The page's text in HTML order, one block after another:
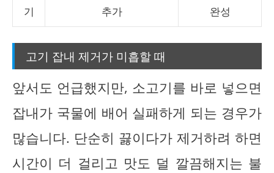
기
추가
완성
고기 잡내 제거가 미흡할 때
앞서도 언급했지만, 소고기를 바로 넣으면
잡내가 국물에 배어 실패하게 되는 경우가
많습니다. 단순히 끓이다가 제거하려 하면
시간이 더 걸리고 맛도 덜 깔끔해지는 불